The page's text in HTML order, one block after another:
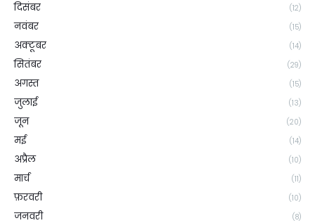
दिसंबर (12)
नवंबर (15)
अक्टूबर (14)
सितंबर (29)
अगस्त (15)
जुलाई (13)
जून (20)
मई (14)
अप्रैल (10)
मार्च (11)
फ़रवरी (10)
जनवरी (8)